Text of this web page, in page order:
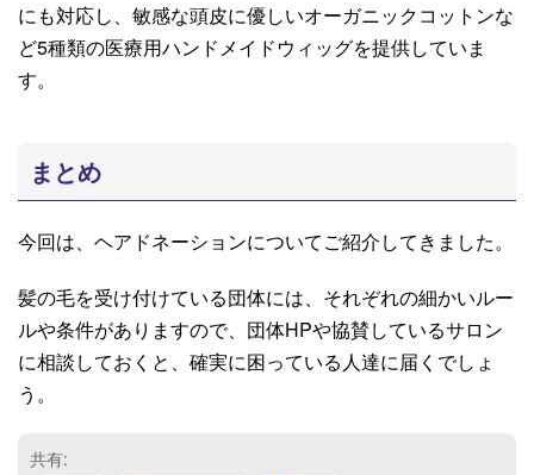
にも対応し、敏感な頭皮に優しいオーガニックコットンな
ど5種類の医療用ハンドメイドウィッグを提供していま
す。
まとめ
今回は、ヘアドネーションについてご紹介してきました。
髪の毛を受け付けている団体には、それぞれの細かいルー
ルや条件がありますので、団体HPや協賛しているサロン
に相談しておくと、確実に困っている人達に届くでしょ
う。
共有: